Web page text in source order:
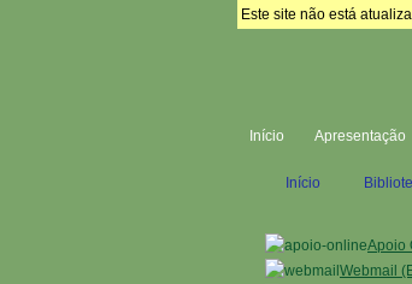
Este site não está
Início Apresentação
Apoio
Webmail
Início